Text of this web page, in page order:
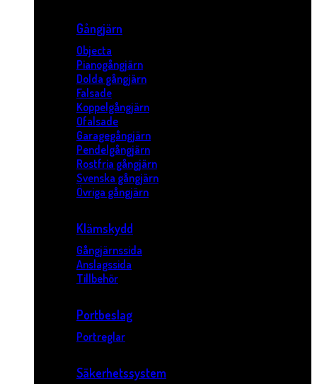
Gångjärn
Objecta
Pianogångjärn
Dolda gångjärn
Falsade
Koppelgångjärn
Ofalsade
Garagegångjärn
Pendelgångjärn
Rostfria gångjärn
Svenska gångjärn
Övriga gångjärn
Klämskydd
Gångjärnssida
Anslagssida
Tillbehör
Portbeslag
Portreglar
Säkerhetssystem